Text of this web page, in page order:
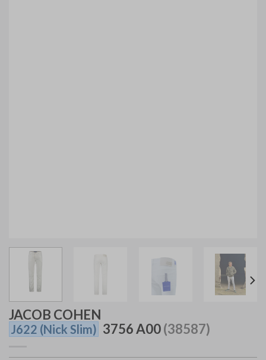
JACOB COHEN
J622 (Nick Slim) 3756 A00(38587)